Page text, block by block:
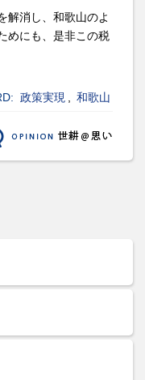
解消し、和歌山のよ
めにも、是非この税
政策実現 和歌山